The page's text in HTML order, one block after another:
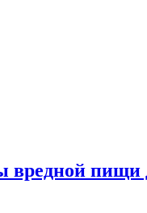
вредной пищи